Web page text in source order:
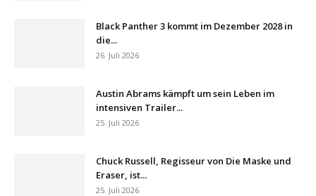
Black Panther 3 kommt im Dezember 2028 in
die...
26. Juli 2026
Austin Abrams kämpft um sein Leben im
intensiven Trailer...
25. Juli 2026
Chuck Russell, Regisseur von Die Maske und
Eraser, ist...
25. Juli 2026